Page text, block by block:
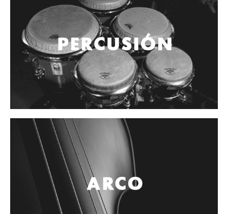
Accesorios
Micrófonos
Mano alámbrico
Instrumento alámbrico
Inalámbrico de mano
Inalámbrico diadema y solapa
Inalámbrico para instrumento
Estudio
Corro y escenario
Instalaciones
Cámara, computadora y celular
Pedestales y soportes